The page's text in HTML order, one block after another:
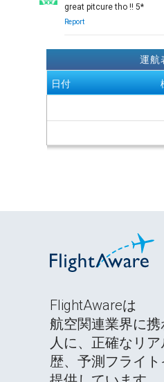
great pitcure tho !! 5*
Report
運航
日付
FlightAwareは
航空関連業界に
人に、正確なリ
歴、予測フライ